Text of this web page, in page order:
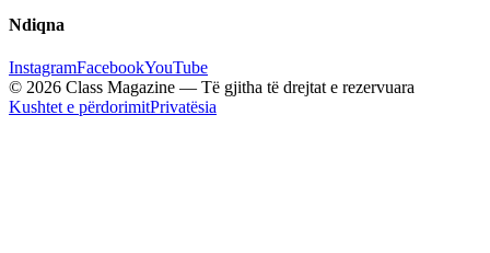
Ndiqna
InstagramFacebookYouTube
© 2026 Class Magazine — Të gjitha të drejtat e rezervuara
Kushtet e përdorimitPrivatësia